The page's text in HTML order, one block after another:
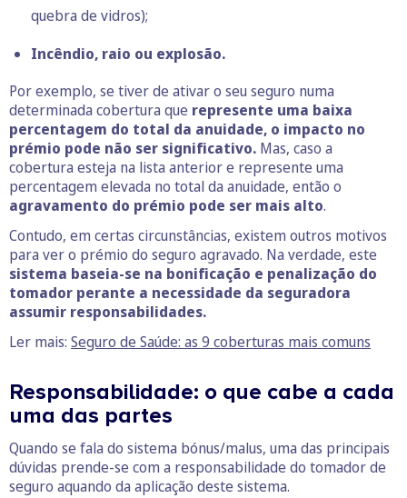
quebra de vidros);
Incêndio, raio ou explosão.
Por exemplo, se tiver de ativar o seu seguro numa
determinada cobertura que represente uma baixa
percentagem do total da anuidade, o impacto no
prémio pode não ser significativo. Mas, caso a
cobertura esteja na lista anterior e represente uma
percentagem elevada no total da anuidade, então o
agravamento do prémio pode ser mais alto.
Contudo, em certas circunstâncias, existem outros motivos
para ver o prémio do seguro agravado. Na verdade, este
sistema baseia-se na bonificação e penalização do
tomador perante a necessidade da seguradora
assumir responsabilidades.
Ler mais: Seguro de Saúde: as 9 coberturas mais comuns
Responsabilidade: o que cabe a cada
uma das partes
Quando se fala do sistema bónus/malus, uma das principais
dúvidas prende-se com a responsabilidade do tomador de
seguro aquando da aplicação deste sistema.